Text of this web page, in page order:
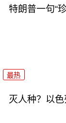
特朗普一句“
最热
灭人种？以色